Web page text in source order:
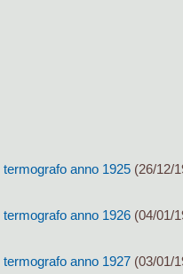
anno 1925(26/12/
anno 1926(04/01/
anno 1927(03/01/